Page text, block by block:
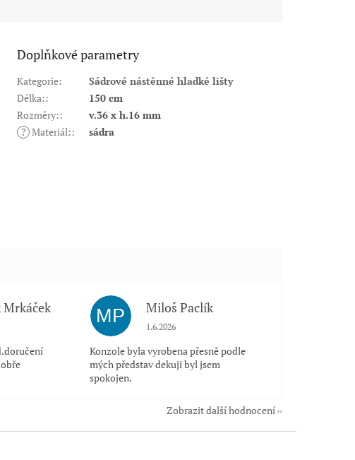
Doplňkové parametry
Kategorie:
Sádrové nástěnné hladké lišty
Délka::
150 cm
Rozměry::
v.36 x h.16 mm
? Materiál:: sádra
je 5 z 5 hvězdiček.
MP Miloš Paclík
Hodnocení obchodu je 5 z 5 hvězdiček.
1.6.2026
Konzole byla vyrobena přesně podle
mých představ dekuji byl jsem
spokojen.
Zobrazit další hodnocení